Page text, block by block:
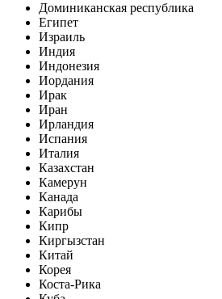
Доминиканская республика
Египет
Израиль
Индия
Индонезия
Иордания
Ирак
Иран
Ирландия
Испания
Италия
Казахстан
Камерун
Канада
Карибы
Кипр
Киргызстан
Китай
Корея
Коста-Рика